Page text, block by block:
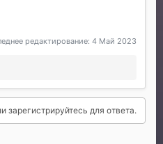
редактирование: 4 Май 2023
зарегистрируйтесь для ответа.